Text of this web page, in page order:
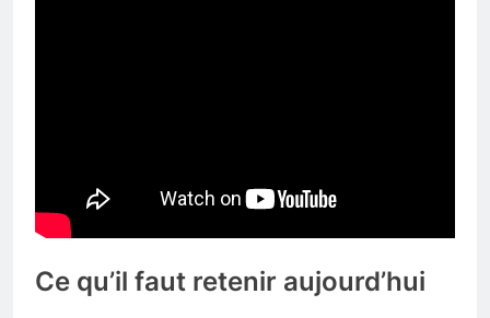
Ce qu’il faut retenir aujourd’hui